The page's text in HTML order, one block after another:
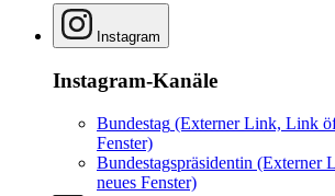
Instagram
Instagram-Kanäle
Bundestag (Externer Link, Link
Fenster)
Bundestagspräsidentin (Externer
neues Fenster)